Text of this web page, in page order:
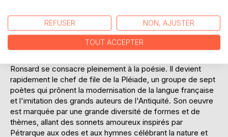
Possonnière dans le Vendômois, est l'une des figures
majeures de la poésie française du XVIe siècle. Issu d'une
famille noble, il reçoit une éducation soignée et fréquente
les milieux humanistes de son temps. Après une carrière
Ronsard se consacre pleinement à la poésie. Il devient
rapidement le chef de file de la Pléiade, un groupe de sept
poètes qui prônent la modernisation de la langue française
et l'imitation des grands auteurs de l'Antiquité. Son oeuvre
est marquée par une grande diversité de formes et de
thèmes, allant des sonnets amoureux inspirés par
Pétrarque aux odes et aux hymnes célébrant la nature et
REFUSER NON, AJUSTER
TOUT ACCEPTER